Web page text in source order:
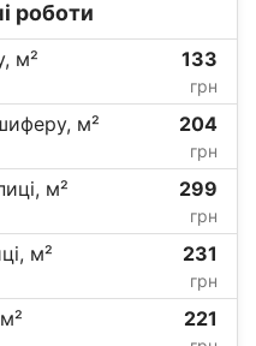
роботи
м² 133
грн
м² 204
грн
м² 299
грн
м² 231
грн
221